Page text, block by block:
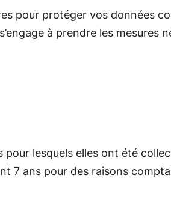
pour protéger vos données
s’engage à prendre les mesures
lesquels elles ont été
7 ans pour des raisons